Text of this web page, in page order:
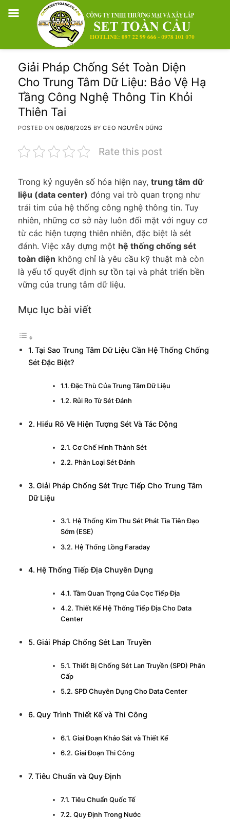
content
Giải Pháp Chống Sét Toàn Diện
Cho Trung Tâm Dữ Liệu: Bảo Vệ Hạ
Tầng Công Nghệ Thông Tin Khỏi
Thiên Tai
POSTED ON 06/06/2025 BYCEO NGUYỄN DŨNG
Rate this post
Trong kỷ nguyên số hóa hiện nay, trung tâm dữ
liệu (data center) đóng vai trò quan trọng như
trái tim của hệ thống công nghệ thông tin. Tuy
nhiên, những cơ sở này luôn đối mặt với nguy cơ
từ các hiện tượng thiên nhiên, đặc biệt là sét
đánh. Việc xây dựng một hệ thống chống sét
toàn diện không chỉ là yêu cầu kỹ thuật mà còn
là yếu tố quyết định sự tồn tại và phát triển bền
vững của trung tâm dữ liệu.
Mục lục bài viết
Tại Sao Trung Tâm Dữ Liệu Cần Hệ Thống Chống
Sét Đặc Biệt?
Đặc Thù Của Trung Tâm Dữ Liệu
Rủi Ro Từ Sét Đánh
Hiểu Rõ Về Hiện Tượng Sét Và Tác Động
Cơ Chế Hình Thành Sét
Phân Loại Sét Đánh
Giải Pháp Chống Sét Trực Tiếp Cho Trung Tâm
Dữ Liệu
Hệ Thống Kim Thu Sét Phát Tia Tiên Đạo
Sớm (ESE)
Hệ Thống Lồng Faraday
Hệ Thống Tiếp Địa Chuyên Dụng
Tầm Quan Trọng Của Cọc Tiếp Địa
Thiết Kế Hệ Thống Tiếp Địa Cho Data
Center
Giải Pháp Chống Sét Lan Truyền
Thiết Bị Chống Sét Lan Truyền (SPD) Phân
Cấp
SPD Chuyên Dụng Cho Data Center
Quy Trình Thiết Kế và Thi Công
Giai Đoạn Khảo Sát và Thiết Kế
Giai Đoạn Thi Công
Tiêu Chuẩn và Quy Định
Tiêu Chuẩn Quốc Tế
Quy Định Trong Nước